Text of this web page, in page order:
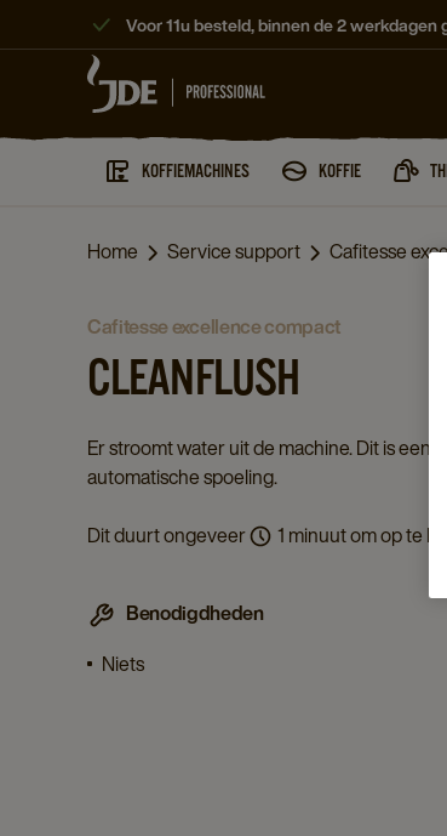
Voor 11u besteld, binnen de 2 werkdagen
KOFFIEMACHINES KOFFIE
Home Service support Cafitesse
cafitesse excellence compact
CLEANFLUSH
Er stroomt water uit de machine. Dit is een
automatische spoeling.
Dit duurt ongeveer
1 minuut om op te
Benodigdheden
Niets